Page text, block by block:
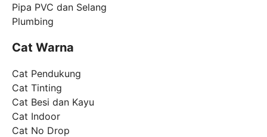
Pipa PVC dan Selang
Plumbing
Cat Warna
Cat Pendukung
Cat Tinting
Cat Besi dan Kayu
Cat Indoor
Cat No Drop